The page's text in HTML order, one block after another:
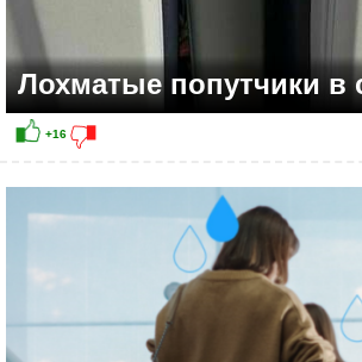
Лохматые попутчики в